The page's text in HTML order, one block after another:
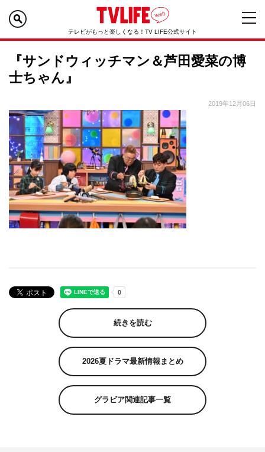
テレビがもっと楽しくなる！TV LIFE公式サイト
『サンドウィッチマン＆芦田愛菜の博
士ちゃん』
2019年12月06日
続きを読む
2026夏ドラマ最新情報まとめ
グラビア関連記事一覧